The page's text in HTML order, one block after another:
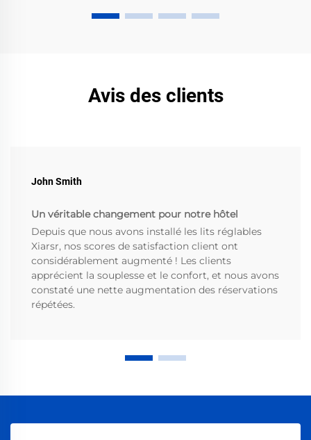
Avis des clients
John Smith
Un véritable changement pour notre hôtel
Depuis que nous avons installé les lits réglables
Xiarsr, nos scores de satisfaction client ont
considérablement augmenté ! Les clients
apprécient la souplesse et le confort, et nous avons
constaté une nette augmentation des réservations
répétées.